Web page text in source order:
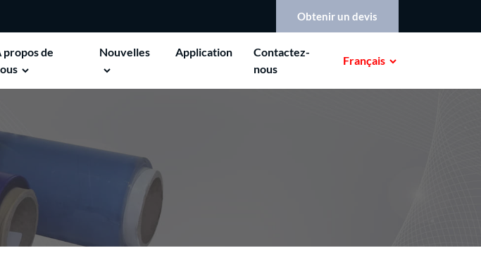
Obtenir un devis
propos de
Nouvelles Application
Contactez-
nous
Français